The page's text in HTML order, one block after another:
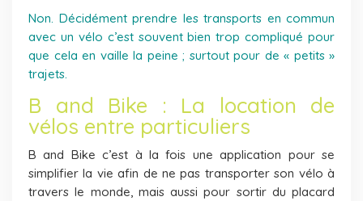
Non. Décidément prendre les transports en commun
avec un vélo c’est souvent bien trop compliqué pour
que cela en vaille la peine ; surtout pour de « petits »
trajets.
B and Bike : La location de
vélos entre particuliers
B and Bike c’est à la fois une application pour se
simplifier la vie afin de ne pas transporter son vélo à
travers le monde, mais aussi pour sortir du placard